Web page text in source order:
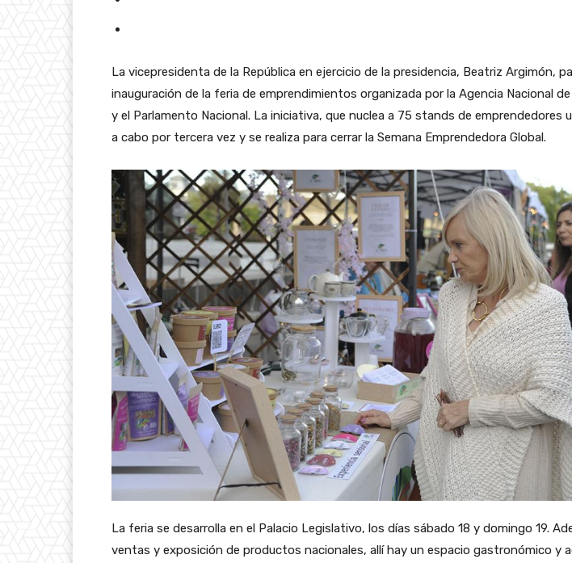
La vicepresidenta de la República en ejercicio de la presidencia, Beatriz Argimón,
inauguración de la feria de emprendimientos organizada por la Agencia Nacional
y el Parlamento Nacional. La iniciativa, que nuclea a 75 stands de emprendedores
a cabo por tercera vez y se realiza para cerrar la Semana Emprendedora Global.
La feria se desarrolla en el Palacio Legislativo, los días sábado 18 y domingo 19.
ventas y exposición de productos nacionales, allí hay un espacio gastronómico y